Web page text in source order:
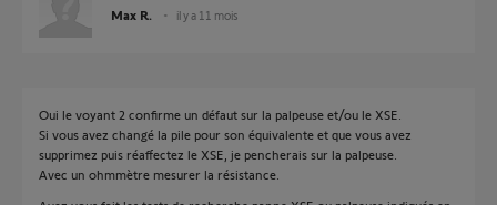
Max R. il y a 11 mois
Oui le voyant 2 confirme un défaut sur la palpeuse et/ou le XSE.
Si vous avez changé la pile pour son équivalente et que vous avez
supprimez puis réaffectez le XSE, je pencherais sur la palpeuse.
Avec un ohmmètre mesurer la résistance.